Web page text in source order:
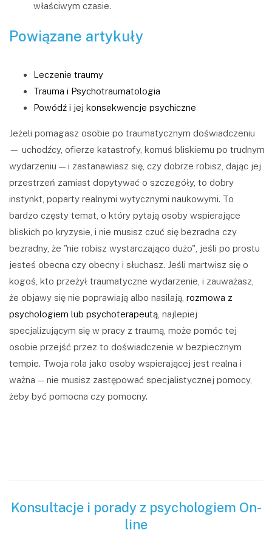
właściwym czasie.
Powiązane artykuły
Leczenie traumy
Trauma i Psychotraumatologia
Powódź i jej konsekwencje psychiczne
Jeżeli pomagasz osobie po traumatycznym doświadczeniu
— uchodźcy, ofierze katastrofy, komuś bliskiemu po trudnym
wydarzeniu — i zastanawiasz się, czy dobrze robisz, dając jej
przestrzeń zamiast dopytywać o szczegóły, to dobry
instynkt, poparty realnymi wytycznymi naukowymi. To
bardzo częsty temat, o który pytają osoby wspierające
bliskich po kryzysie, i nie musisz czuć się bezradna czy
bezradny, że "nie robisz wystarczająco dużo", jeśli po prostu
jesteś obecna czy obecny i słuchasz. Jeśli martwisz się o
kogoś, kto przeżył traumatyczne wydarzenie, i zauważasz,
że objawy się nie poprawiają albo nasilają, rozmowa z
psychologiem lub psychoterapeutą , najlepiej
specjalizującym się w pracy z traumą, może pomóc tej
osobie przejść przez to doświadczenie w bezpiecznym
tempie. Twoja rola jako osoby wspierającej jest realna i
ważna — nie musisz zastępować specjalistycznej pomocy,
żeby być pomocna czy pomocny.
Konsultacje i porady z psychologiem On-
line